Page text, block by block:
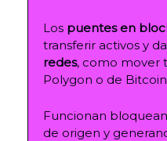
Los puentes en
transferir activos y
redes, como mover
Polygon o de Bitcoin
Funcionan
de origen y